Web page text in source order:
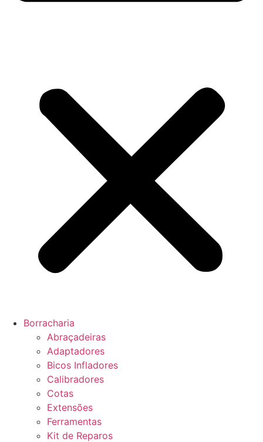
Borracharia
Abraçadeiras
Adaptadores
Bicos Infladores
Calibradores
Cotas
Extensões
Ferramentas
Kit de Reparos